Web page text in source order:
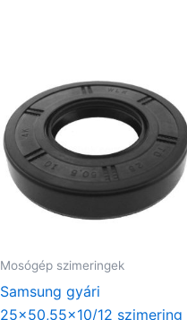
Mosógép szimeringek
Samsung gyári
25×50,55×10/12 szimering